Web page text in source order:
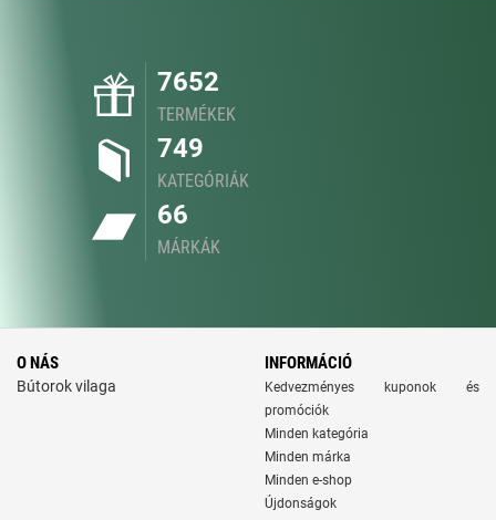
7652
TERMÉKEK
749
KATEGÓRIÁK
66
MÁRKÁK
O NÁS
Bútorok vilaga
INFORMÁCIÓ
Kedvezményes kuponok és
promóciók
Minden kategória
Minden márka
Minden e-shop
Újdonságok